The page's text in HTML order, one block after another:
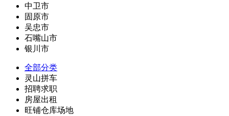
中卫市
固原市
吴忠市
石嘴山市
银川市
全部分类
灵山拼车
招聘求职
房屋出租
旺铺仓库场地